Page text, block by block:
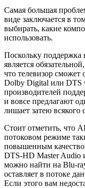
Самая большая
виде заключается в
выбирать, какие
использовать.
Поскольку поддержка
является
что телевизор сможет
Dolby Digital или DTS
производителей
и вовсе предлагают
лишает затею всякого
Стоит отметить, что
потоковом режиме
повышенным
DTS-HD Master Audio
можно найти на Blu-
оставляет в потоке
Если этого вам